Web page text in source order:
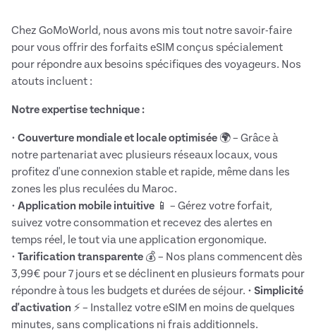
Chez GoMoWorld, nous avons mis tout notre savoir-faire
pour vous offrir des forfaits eSIM conçus spécialement
pour répondre aux besoins spécifiques des voyageurs. Nos
atouts incluent :
Notre expertise technique :
• Couverture mondiale et locale optimisée 🌍 – Grâce à
notre partenariat avec plusieurs réseaux locaux, vous
profitez d'une connexion stable et rapide, même dans les
zones les plus reculées du Maroc.
• Application mobile intuitive 📱 – Gérez votre forfait,
suivez votre consommation et recevez des alertes en
temps réel, le tout via une application ergonomique.
• Tarification transparente 💰 – Nos plans commencent dès
3,99€ pour 7 jours et se déclinent en plusieurs formats pour
répondre à tous les budgets et durées de séjour. • Simplicité
d'activation ⚡ – Installez votre eSIM en moins de quelques
minutes, sans complications ni frais additionnels.